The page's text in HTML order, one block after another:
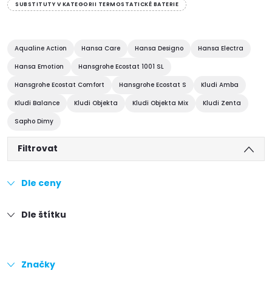
SUBSTITUTY V KATEGORII TERMOSTATICKÉ BATERIE
Aqualine Action Hansa Care Hansa Designo
Hansa Electra
Hansa Emotion
Hansgrohe Ecostat 1001 SL
Hansgrohe Ecostat Comfort
Hansgrohe Ecostat S
Kludi Amba
Kludi Balance
Kludi Objekta Kludi Objekta Mix
Kludi Zenta
Sapho Dimy
Filtrovat
Dle ceny
Dle štítku
Značky